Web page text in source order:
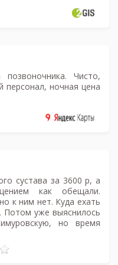
Чисто,
ночная цена
сустава за 3600 р, а
как обещали.
к ним нет. Куда ехать
Потом уже выяснилось
но время